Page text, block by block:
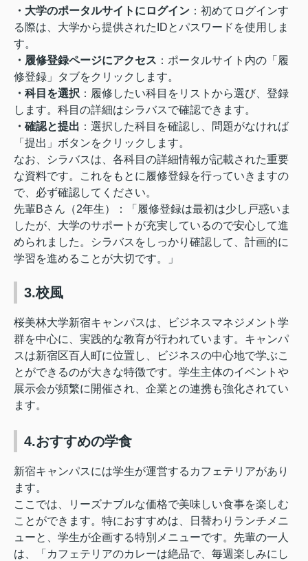
・大学のポータルサイトにログイン ：初めてログインす
る際は、大学から提供されたIDとパスワードを使用しま
す。
・履修登録ページにアクセス ：ポータルサイト内の「履
修登録」タブをクリックします。
・科目を選択 ：履修したい科目をリストから選び、登録
します。科目の詳細はシラバスで確認できます。
・確認と提出 ：選択した科目を確認し、問題がなければ
「提出」ボタンをクリックします。
なお、
シラバスは、各科目の詳細情報が記載された重要
な資料です。これをもとに履修登録を行っていきますの
で、必ず確認してください。
先輩Bさん（2年生）：「履修登録は最初は少し戸惑いま
したが、大学のサポートが充実しているので安心して進
められました。シラバスをしっかり確認して、計画的に
学習を進めることが大切です。」
3.校風
桜美林大学新宿キャンパスは、ビジネスマネジメント学
群を中心に、実践的な教育が行われています。キャンパ
スは新宿区百人町に位置し、ビジネスの中心地で学ぶこ
とができるのが大きな特徴です。学生主体のイベントや
展示会が頻繁に開催され、企業との連携も強化されてい
ます。
4.おすすめの学食
新宿キャンパスには学生が運営するカフェテリアがあり
ます。
ここでは、リーズナブルな価格で美味しい食事を楽しむ
ことができます。特におすすめは、日替わりランチメニ
ューと、学生が企画する特別メニューです。先輩の一人
は、「カフェテリアのカレーは絶品で、毎週楽しみにし